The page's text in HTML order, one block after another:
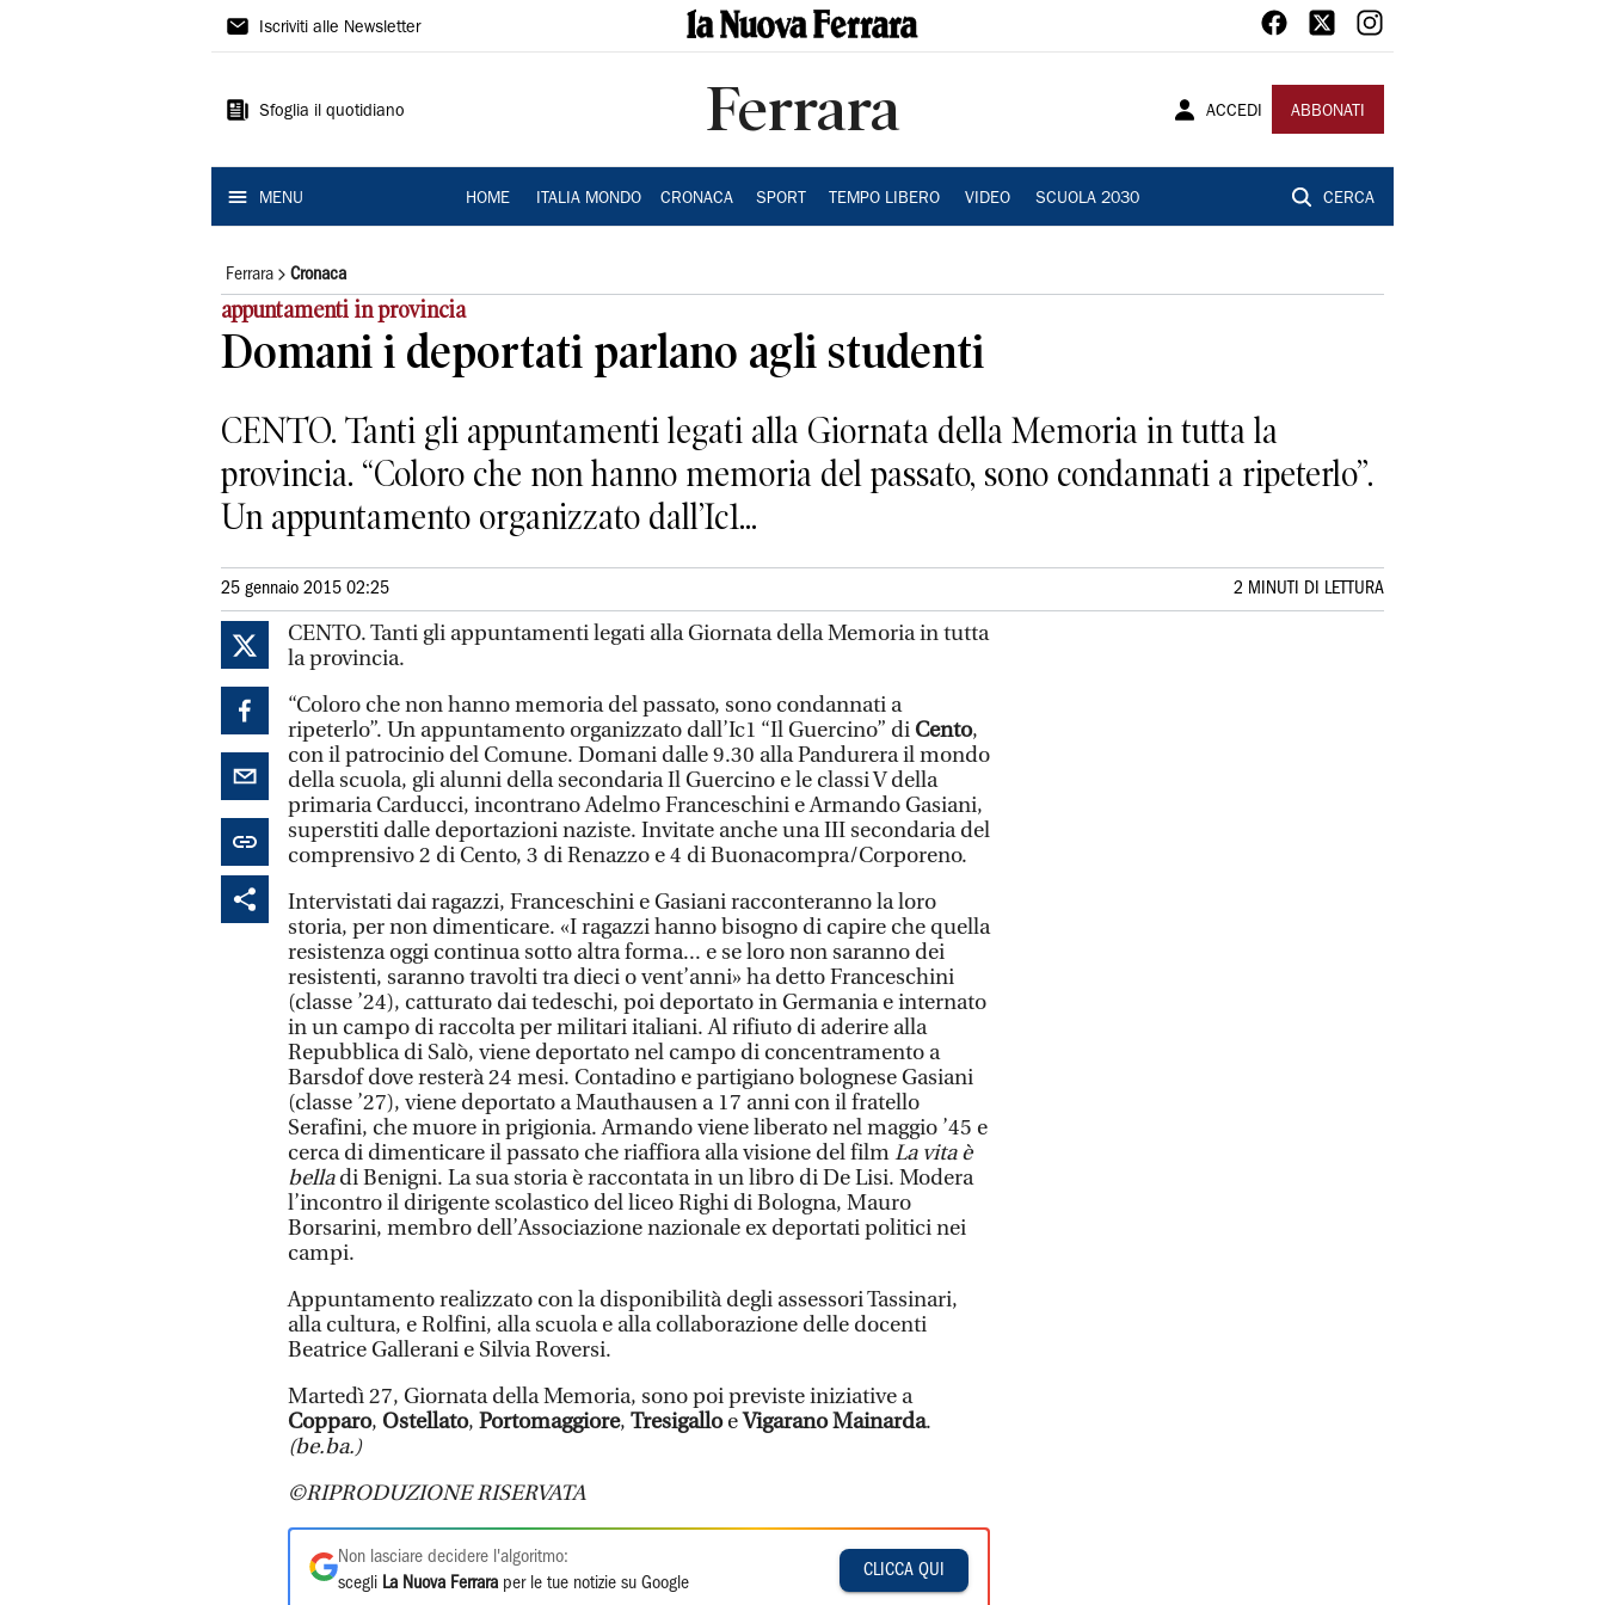
La
Ferrara
Iscriviti alle Newsletter
Sfoglia il quotidiano Ferrara ACCEDI ABBONATI
MENU HOME ITALIA MONDO CRONACA SPORT TEMPO LIBERO VIDEO SCUOLA 2030 CERCA
Ferrara Cronaca
appuntamenti in provincia
Domani i deportati parlano agli studenti
CENTO. Tanti gli appuntamenti legati alla Giornata della Memoria in tutta la
provincia. “Coloro che non hanno memoria del passato, sono condannati a ripeterlo”.
Un appuntamento organizzato dall’Ic1...
25 gennaio 2015 02:25 2 MINUTI DI LETTURA
CENTO. Tanti gli appuntamenti legati alla Giornata della Memoria in tutta
la provincia.
“Coloro che non hanno memoria del passato, sono condannati a
ripeterlo”. Un appuntamento organizzato dall’Ic1 “Il Guercino” di Cento,
con il patrocinio del Comune. Domani dalle 9.30 alla Pandurera il mondo
della scuola, gli alunni della secondaria Il Guercino e le classi V della
primaria Carducci, incontrano Adelmo Franceschini e Armando Gasiani,
superstiti dalle deportazioni naziste. Invitate anche una III secondaria del
comprensivo 2 di Cento, 3 di Renazzo e 4 di Buonacompra/Corporeno.
Intervistati dai ragazzi, Franceschini e Gasiani racconteranno la loro
storia, per non dimenticare. «I ragazzi hanno bisogno di capire che quella
resistenza oggi continua sotto altra forma... e se loro non saranno dei
resistenti, saranno travolti tra dieci o vent’anni» ha detto Franceschini
(classe ’24), catturato dai tedeschi, poi deportato in Germania e internato
in un campo di raccolta per militari italiani. Al rifiuto di aderire alla
Repubblica di Salò, viene deportato nel campo di concentramento a
Barsdof dove resterà 24 mesi. Contadino e partigiano bolognese Gasiani
(classe ’27), viene deportato a Mauthausen a 17 anni con il fratello
Serafini, che muore in prigionia. Armando viene liberato nel maggio ’45 e
cerca di dimenticare il passato che riaffiora alla visione del filmLa vita è
belladi Benigni. La sua storia è raccontata in un libro di De Lisi. Modera
l’incontro il dirigente scolastico del liceo Righi di Bologna, Mauro
Borsarini, membro dell’Associazione nazionale ex deportati politici nei
campi.
Appuntamento realizzato con la disponibilità degli assessori Tassinari,
alla cultura, e Rolfini, alla scuola e alla collaborazione delle docenti
Beatrice Gallerani e Silvia Roversi.
Martedì 27, Giornata della Memoria, sono poi previste iniziative a
Copparo, Ostellato, Portomaggiore, TresigalloeVigarano Mainarda.
(be.ba.)
©RIPRODUZIONE RISERVATA
Non lasciare decidere l'algoritmo:
scegli La Nuova Ferrara per le tue notizie su Google
CLICCA QUI